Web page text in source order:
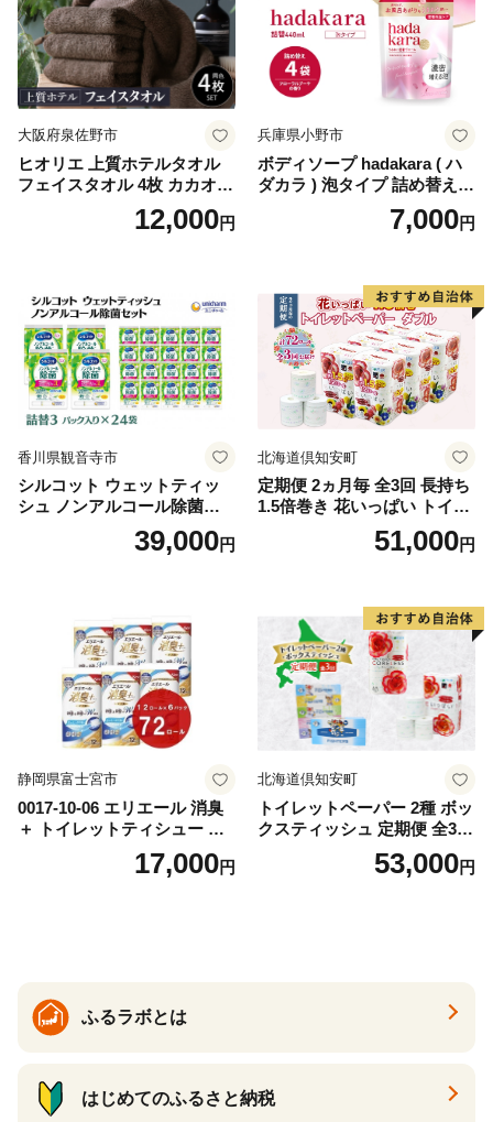
ペーパー ダブル といれっと
ぺーぱー トイレ クレシア ト
イレットペーパー [BDBH002
-1]
大阪府泉佐野市
ヒオリエ 上質ホテルタオル
フェイスタオル 4枚 カカオ
【タオル 泉州タオル 吸水 普
段使い 無地 シンプル 日用品
12,000円
兵庫県小野市
ボディソープ hadakara ( ハ
ダカラ ) 泡タイプ 詰め替え 4
40ml×4袋 ボディーソープ 泡
ボディソープ 泡 日用品 消耗
泡石鹸 石鹸 兵庫 兵庫県 小野
7,000円
香川県観音寺市
シルコット ウェットティッ
シュ ノンアルコール除菌詰
替（43枚×3P）×24袋 日用品
おもちゃ 拭き取り 手拭き 外
39,000円
北海道倶知安町
定期便 2ヵ月毎 全3回 長持ち
1.5倍巻き 花いっぱい トイレ
ットペーパー ダブル 45ｍ 計
72ロール 全18種 花柄 プリン
ー 消耗品 備蓄 送料無料 北海
道 倶知安町 日用品
51,000円
静岡県富士宮市
0017-10-06 エリエール 消臭
＋ トイレットティシュー し
っかり香るフレッシュクリア
の香り ダブル 12ロール×6パ
17,000円
北海道倶知安町
トイレットペーパー 2種 ボッ
クスティッシュ 定期便 全3
回 日本製 まとめ買い 防災
常備品 日用雑貨 消耗品 生活
53,000円
ふるラボとは
はじめてのふるさと納税